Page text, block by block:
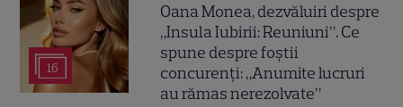
16
Oana Monea, dezvăluiri despre
„Insula Iubirii: Reuniuni”. Ce
spune despre foștii
concurenți: „Anumite lucruri
au rămas nerezolvate”